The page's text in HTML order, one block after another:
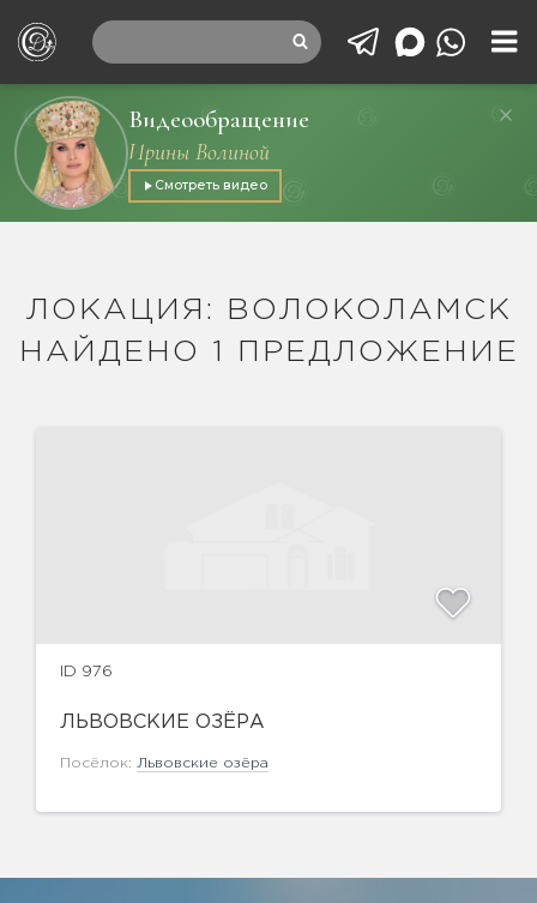
Видеообращение
Ирины Волиной
Смотреть видео
ЛОКАЦИЯ: ВОЛОКОЛАМСК
НАЙДЕНО 1 ПРЕДЛОЖЕНИЕ
ID 976
ЛЬВОВСКИЕ ОЗЁРА
Посёлок: Львовские озёра